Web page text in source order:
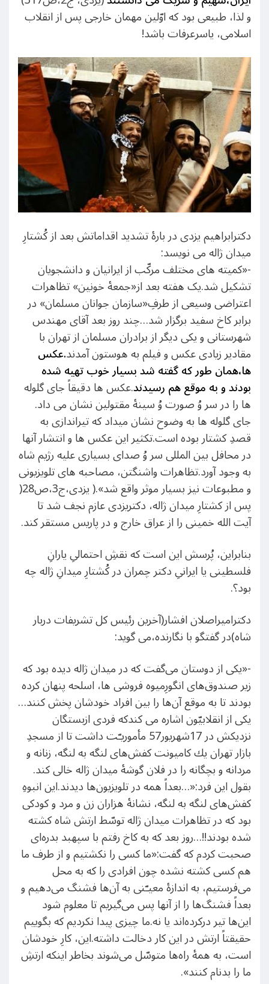
و لذا، طبیعی بود که اوّلین مهمان خارجی پس از انقلاب
اسلامی، یاسرعرفات باشد!
دکترابراهیم یزدی در بارۀ تشدید اقداماتش بعد از کُشتارِ
میدان ژاله می نویسد:
-«کمیته های مختلف مرکّب از ایرانیان و دانشجویان
تشکیل شد.یک هفته بعد از«جمعۀ خونین» تظاهرات
اعتراضی وسیعی از طرفِ«سازمان جوانان مسلمان» در
برابر کاخ سفید برگزار شد…چند روز بعد آقای مهندس
شهرستانی و یکی دیگر از برادران مسلمان از تهران با
مقادیر زیادی عکس و فیلم به هوستون آمدند.عکس
ها،همان طور که گفته شد بسیار خوب تهیه شده
بودند و به موقع هم رسیدند.عکس ها دقیقاً جای گلوله
ها را در سر وُ صورت وُ سینۀ مقتولین نشان می داد.
جای گلوله ها به وضوح نشان میداد که تیراندازی به
قصدِ کشتار بوده است.تکثیر این عکس ها و انتشار آنها
در محافل بین المللی سر وُ صدای بسیاری علیه رژیم شاه
به وجود آورد.تظاهرات واشنگتن، مصاحبه های تلویزیونی
و مطبوعات نیز بسیار موثر واقع شد».( یزدی،ج3،ص28(
پس از کشتارِ میدان ژاله، دکتریزدی عازم نجف شد تا
آیت الله خمینی را از عراق خارج و در پاریس مستقر کند.
بنابراین، پُرسشاین است که نقشِ احتمالیِ یارانِ
فلسطینی یا ایرانیِ دکتر چمران در کُشتارِ میدانِ ژاله چه
بود؟.
دکترامیراصلان افشار(آخرین رئیس کل تشریفات دربار
شاه)در گفتگو با نگارنده،می گوید:
-«یكی از دوستان می‌گفت كه در میدان ژاله دیده بود كه
زیر صندوق‌های انگورِمیوه ‌فروشی ها، اسلحه پنهان كرده
بودند تا به موقع آن‌ها را بین افراد خودشان پخش كنند…
یکی از انقلابیّون اشاره می کندکه فردی ازبستگان
نزدیکش در 17شهریور57 مأموریـّت داشت تا از مسجدِ
بازار تهران یك كامیونت كفش‌های لنگه به لنگه، زنانه و
مردانه و بچگانه را در فلان گوشۀ میدان ژاله خالی كند.
بقول این فرد:«…بعداً همه در تلویزیون‌ها دیدند.این انبوهِ
كفش‌های لنگه به لنگه، نشانۀ هزاران زن و مرد و كودكی
بود كه در تظاهرات میدان ژاله توسّط ارتش شاه كشته
شده بودند!!…روز بعد که به كاخ رفتم با سپهبد بدره‌ای
صحبت كردم كه گفت:«ما كسی را نكشتیم و از طرف ما
هم كسی كشته نشده چون افرادی را كه به محل
می‌فرستیم، به اندازۀ معیـّنی به آن‌ها فشنگ می‌دهیم و
بعداً فشنگ‌ها را از آنها پس می‌گیریم تا معلوم شود
این‌ها تیر دركرده‌اند یا نه.ما چیزی پیدا نكردیم كه بگوییم
حقیقتاً ارتش در این كار دخالت داشته.این، كارِ خودشان
است، به همۀ راه‌ها متوسّل می‌شوند بخاطر اینكه ارتشِ
ما را بدنام كنند».